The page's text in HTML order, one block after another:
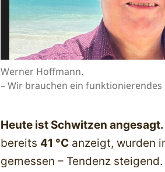
Werner Hoffmann.
– Wir brauchen ein funktionierendes
Heute ist Schwitzen angesagt.
bereits 41 °C anzeigt, wurden
gemessen – Tendenz